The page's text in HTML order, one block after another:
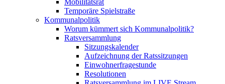
Mobilitätsrat
Temporäre Spielstraße
Kommunalpolitik
Worum kümmert sich Kommunalpolitik?
Ratsversammlung
Sitzungskalender
Aufzeichnung der Ratssitzungen
Einwohnerfragestunde
Resolutionen